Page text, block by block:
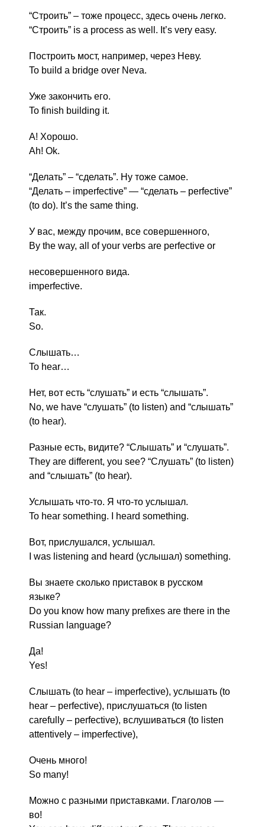
“Строить” – тоже процесс, здесь очень легко.
“Строить” is a process as well. It’s very easy.
Построить мост, например, через Неву.
To build a bridge over Neva.
Уже закончить его.
To finish building it.
А! Хорошо.
Ah! Ok.
“Делать” – “сделать”. Ну тоже самое.
“Делать – imperfective” — “сделать – perfective”
(to do). It’s the same thing.
У вас, между прочим, все совершенного,
By the way, all of your verbs are perfective or
несовершенного вида.
imperfective.
Так.
So.
Слышать…
To hear…
Нет, вот есть “слушать” и есть “слышать”.
No, we have “слушать” (to listen) and “слышать”
(to hear).
Разные есть, видите? “Слышать” и “слушать”.
They are different, you see? “Слушать” (to listen)
and “слышать” (to hear).
Услышать что-то. Я что-то услышал.
To hear something. I heard something.
Вот, прислушался, услышал.
I was listening and heard (услышал) something.
Вы знаете сколько приставок в русском
языке?
Do you know how many prefixes are there in the
Russian language?
Да!
Yes!
Слышать (to hear – imperfective), услышать (to
hear – perfective), прислушаться (to listen
carefully – perfective), вслушиваться (to listen
attentively – imperfective),
Очень много!
So many!
Можно с разными приставками. Глаголов —
во!